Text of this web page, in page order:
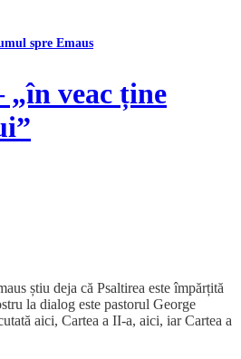
spre Emaus
veac ține
știu deja că Psaltirea este împărțită
la dialog este pastorul George
aici, Cartea a II-a, aici, iar Cartea a